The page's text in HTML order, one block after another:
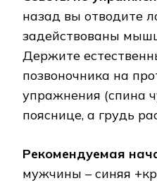
назад вы отводите
задействованы
Держите
позвоночника на
упражнения (спина
пояснице, а грудь
Рекомендуемая
мужчины – синяя